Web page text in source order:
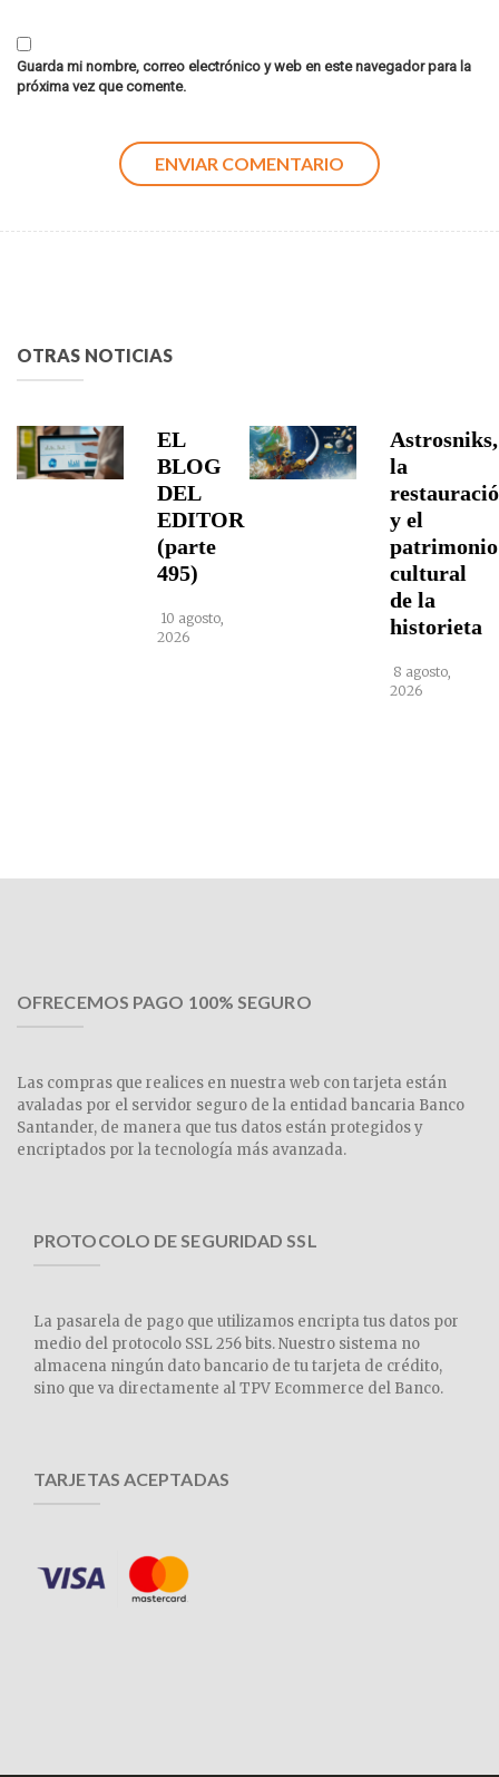
Guarda mi nombre, correo electrónico y web en este navegador para la
próxima vez que comente.
OTRAS NOTICIAS
EL
BLOG
DEL
EDITOR
(parte
495)
10 agosto,
2026
Astrosniks,
la
y el
patrimonio
cultural
de la
historieta
8 agosto,
2026
OFRECEMOS PAGO 100% SEGURO
Las compras que realices en nuestra web con tarjeta están
avaladas por el servidor seguro de la entidad bancaria Banco
Santander, de manera que tus datos están protegidos y
encriptados por la tecnología más avanzada.
PROTOCOLO DE SEGURIDAD SSL
La pasarela de pago que utilizamos encripta tus datos por
medio del protocolo SSL 256 bits. Nuestro sistema no
almacena ningún dato bancario de tu tarjeta de crédito,
sino que va directamente al TPV Ecommerce del Banco.
TARJETAS ACEPTADAS